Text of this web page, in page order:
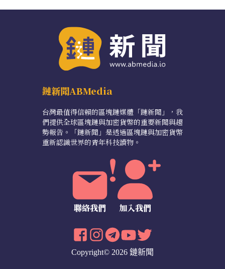
鏈新聞ABMedia
台灣最值得信賴的區塊鏈媒體「鏈新聞」，我
們提供全球區塊鏈與加密貨幣的重要新聞與趨
勢報告。「鏈新聞」是透過區塊鏈與加密貨幣
重新認識世界的青年科技讀物。
聯絡我們 加入我們
Copyright© 2026 鏈新聞